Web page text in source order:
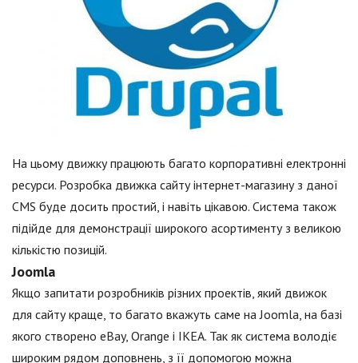
На цьому движку працюють багато корпоративні електронні
ресурси. Розробка движка сайту інтернет-магазину з даної
CMS буде досить простий, і навіть цікавою. Система також
підійде для демонстрації широкого асортименту з великою
кількістю позицій.
Joomla
Якщо запитати розробників різних проектів, який движок
для сайту краще, то багато вкажуть саме на Joomla, на базі
якого створено eBay, Orange і IKEA. Так як система володіє
широким рядом доповнень, з її допомогою можна